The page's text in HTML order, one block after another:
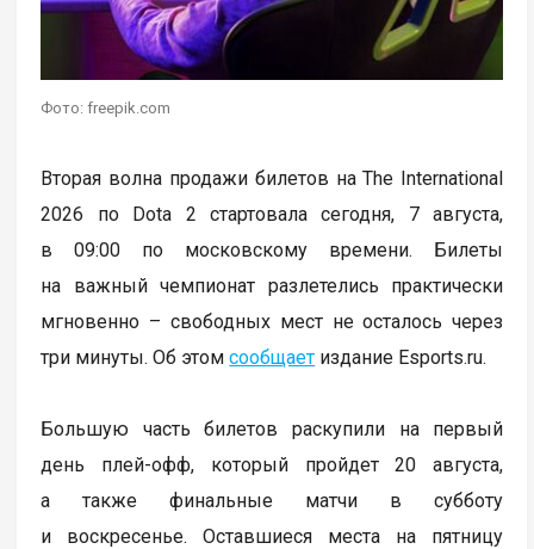
Фото: freepik.com
Вторая волна продажи билетов на The International
2026 по Dota 2 стартовала сегодня, 7 августа,
в 09:00 по московскому времени. Билеты
на важный чемпионат разлетелись практически
мгновенно – свободных мест не осталось через
три минуты. Об этомсообщает издание Esports.ru.
Большую часть билетов раскупили на первый
день плей-офф, который пройдет 20 августа,
а также финальные матчи в субботу
и воскресенье. Оставшиеся места на пятницу